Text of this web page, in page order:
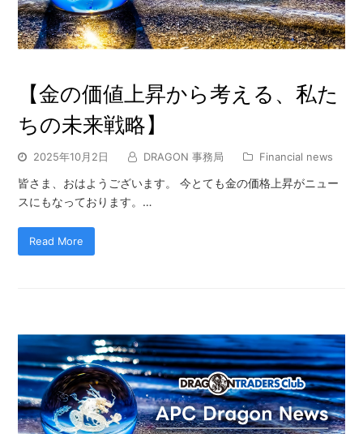
【金の価値上昇から考える、私た
ちの未来戦略】
2025年10月2日 DRAGON 事務局 Financial news
皆さま、おはようございます。 今とても金の価格上昇がニュー
スにもなっております。…
Read More